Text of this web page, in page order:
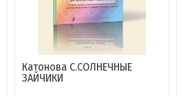
Катонова С.СОЛНЕЧНЫЕ
ЗАЙЧИКИ